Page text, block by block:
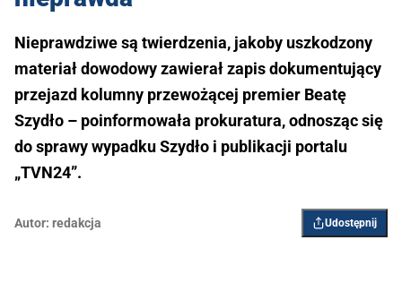
Nieprawdziwe są twierdzenia, jakoby uszkodzony
materiał dowodowy zawierał zapis dokumentujący
przejazd kolumny przewożącej premier Beatę
Szydło – poinformowała prokuratura, odnosząc się
do sprawy wypadku Szydło i publikacji portalu
„TVN24”.
Autor: redakcja Udostępnij